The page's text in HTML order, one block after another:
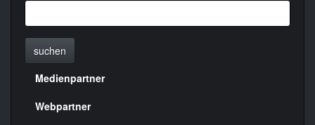
suchen
Menülinks
rechte
Medienpartner
Webpartner